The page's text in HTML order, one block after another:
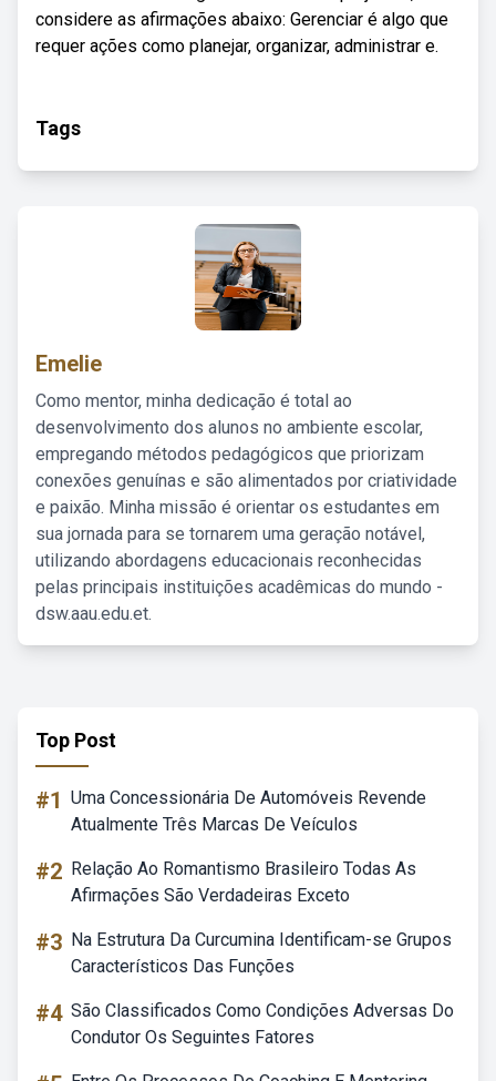
considere as afirmações abaixo: Gerenciar é algo que
requer ações como planejar, organizar, administrar e.
Tags
Emelie
Como mentor, minha dedicação é total ao
desenvolvimento dos alunos no ambiente escolar,
empregando métodos pedagógicos que priorizam
conexões genuínas e são alimentados por criatividade
e paixão. Minha missão é orientar os estudantes em
sua jornada para se tornarem uma geração notável,
utilizando abordagens educacionais reconhecidas
pelas principais instituições acadêmicas do mundo -
dsw.aau.edu.et.
Top Post
#1 Uma Concessionária De Automóveis Revende
Atualmente Três Marcas De Veículos
#2 Relação Ao Romantismo Brasileiro Todas As
Afirmações São Verdadeiras Exceto
#3 Na Estrutura Da Curcumina Identificam-se Grupos
Característicos Das Funções
#4 São Classificados Como Condições Adversas Do
Condutor Os Seguintes Fatores